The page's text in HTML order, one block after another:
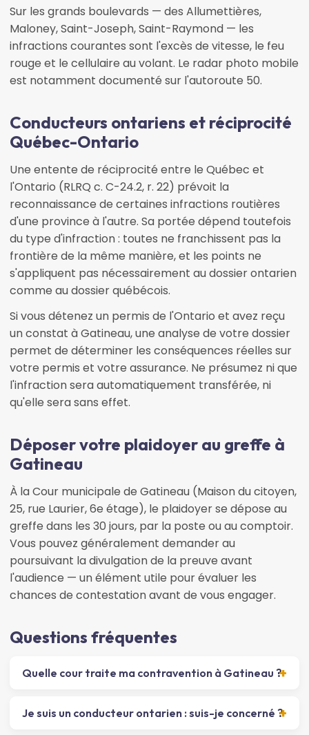
Sur les grands boulevards — des Allumettières,
Maloney, Saint-Joseph, Saint-Raymond — les
infractions courantes sont l'excès de vitesse, le feu
rouge et le cellulaire au volant. Le radar photo mobile
est notamment documenté sur l'autoroute 50.
Conducteurs ontariens et réciprocité
Québec-Ontario
Une entente de réciprocité entre le Québec et
l'Ontario (RLRQ c. C-24.2, r. 22) prévoit la
reconnaissance de certaines infractions routières
d'une province à l'autre. Sa portée dépend toutefois
du type d'infraction : toutes ne franchissent pas la
frontière de la même manière, et les points ne
s'appliquent pas nécessairement au dossier ontarien
comme au dossier québécois.
Si vous détenez un permis de l'Ontario et avez reçu
un constat à Gatineau, une analyse de votre dossier
permet de déterminer les conséquences réelles sur
votre permis et votre assurance. Ne présumez ni que
l'infraction sera automatiquement transférée, ni
qu'elle sera sans effet.
Déposer votre plaidoyer au greffe à
Gatineau
À la Cour municipale de Gatineau (Maison du citoyen,
25, rue Laurier, 6e étage), le plaidoyer se dépose au
greffe dans les 30 jours, par la poste ou au comptoir.
Vous pouvez généralement demander au
poursuivant la divulgation de la preuve avant
l'audience — un élément utile pour évaluer les
chances de contestation avant de vous engager.
Questions fréquentes
Quelle cour traite ma contravention à Gatineau ?
Je suis un conducteur ontarien : suis-je concerné ?